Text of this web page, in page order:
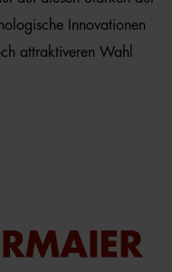
Innovationen
attraktiveren Wahl